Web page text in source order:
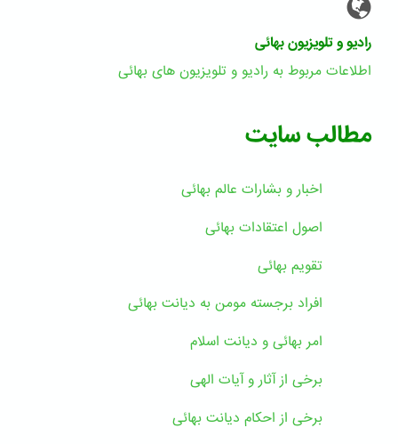
رادیو و تلویزیون بهائی
اطلاعات مربوط به رادیو و تلویزیون های بهائی
مطالب سایت
اخبار و بشارات عالم بهائى
اصول اعتقادات بهائی
تقویم بهائی
افراد برجسته مومن به دیانت بهائی
امر بهائی و دیانت اسلام
برخی از آثار و آیات الهی
برخی از احکام دیانت بهائی